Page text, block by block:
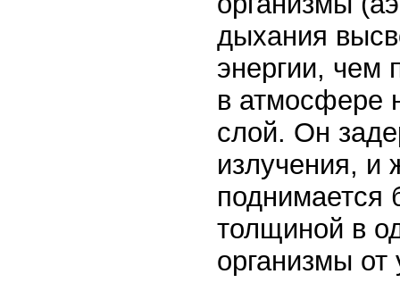
дыхания
энергии, чем
в атмосфере
слой. Он
излучения, и
поднимается
толщиной в
организмы от